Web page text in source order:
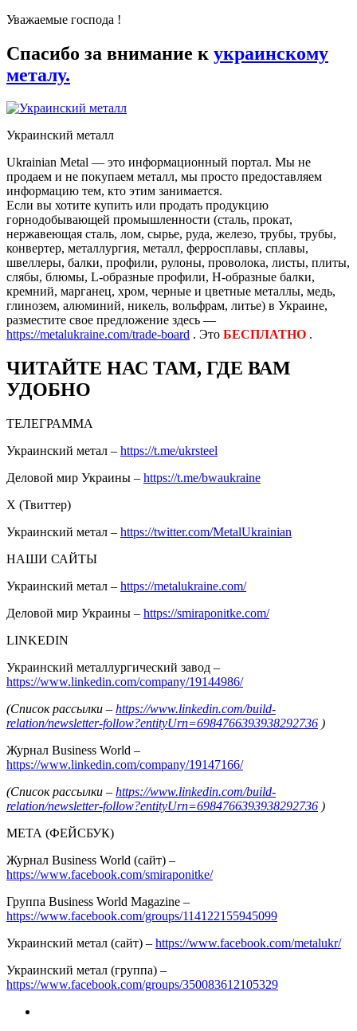
Уважаемые господа !
Спасибо за внимание к украинскому
металу.
Украинский металл
Ukrainian Metal — это информационный портал. Мы не
продаем и не покупаем металл, мы просто предоставляем
информацию тем, кто этим занимается.
Если вы хотите купить или продать продукцию
горнодобывающей промышленности (сталь, прокат,
нержавеющая сталь, лом, сырье, руда, железо, трубы, трубы,
конвертер, металлургия, металл, ферросплавы, сплавы,
швеллеры, балки, профили, рулоны, проволока, листы, плиты,
слябы, блюмы, L-образные профили, H-образные балки,
кремний, марганец, хром, черные и цветные металлы, медь,
глинозем, алюминий, никель, вольфрам, литье) в Украине,
разместите свое предложение здесь —
https://metalukraine.com/trade-board . Это БЕСПЛАТНО .
ЧИТАЙТЕ НАС ТАМ, ГДЕ ВАМ
УДОБНО
ТЕЛЕГРАММА
Украинский метал – https://t.me/ukrsteel
Деловой мир Украины – https://t.me/bwaukraine
Х (Твиттер)
Украинский метал – https://twitter.com/MetalUkrainian
НАШИ САЙТЫ
Украинский метал – https://metalukraine.com/
Деловой мир Украины – https://smiraponitke.com/
LINKEDIN
Украинский металлургический завод –
https://www.linkedin.com/company/19144986/
(Список рассылки – https://www.linkedin.com/build-
relation/newsletter-follow?entityUrn=6984766393938292736 )
Журнал Business World –
https://www.linkedin.com/company/19147166/
(Список рассылки – https://www.linkedin.com/build-
relation/newsletter-follow?entityUrn=6984766393938292736 )
МЕТА (ФЕЙСБУК)
Журнал Business World (сайт) –
https://www.facebook.com/smiraponitke/
Группа Business World Magazine –
https://www.facebook.com/groups/114122155945099
Украинский метал (сайт) – https://www.facebook.com/metalukr/
Украинский метал (группа) –
https://www.facebook.com/groups/350083612105329